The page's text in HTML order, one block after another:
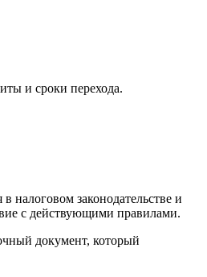
и сроки перехода.
налоговом законодательстве и
с действующими правилами.
документ, который